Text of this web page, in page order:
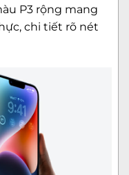
P3 rộng mang
chi tiết rõ nét